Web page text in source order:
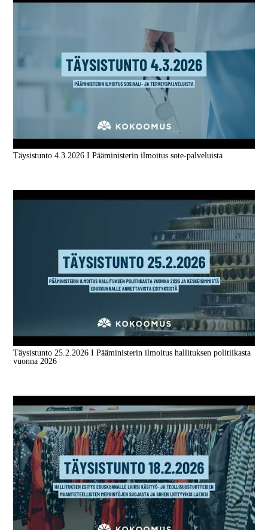
Täysistunto 4.3.2026 I Pääministerin ilmoitus sote-palveluista
Täysistunto 25.2.2026 I Pääministerin ilmoitus hallituksen politiikasta
vuonna 2026